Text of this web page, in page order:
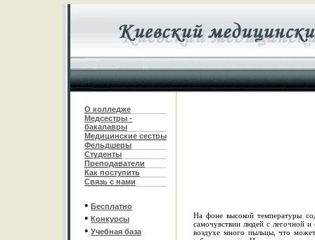
О колледже
Медсестры -
бакалавры
Медицинские сестры
Фельдшеры
Студенты
Преподаватели
Как поступить
Связь с нами
• Бесплатно
• Конкурсы
• Учебная база
На фоне высокой температуры
самочувствии людей с легочной и
воздухе много пыльцы, что